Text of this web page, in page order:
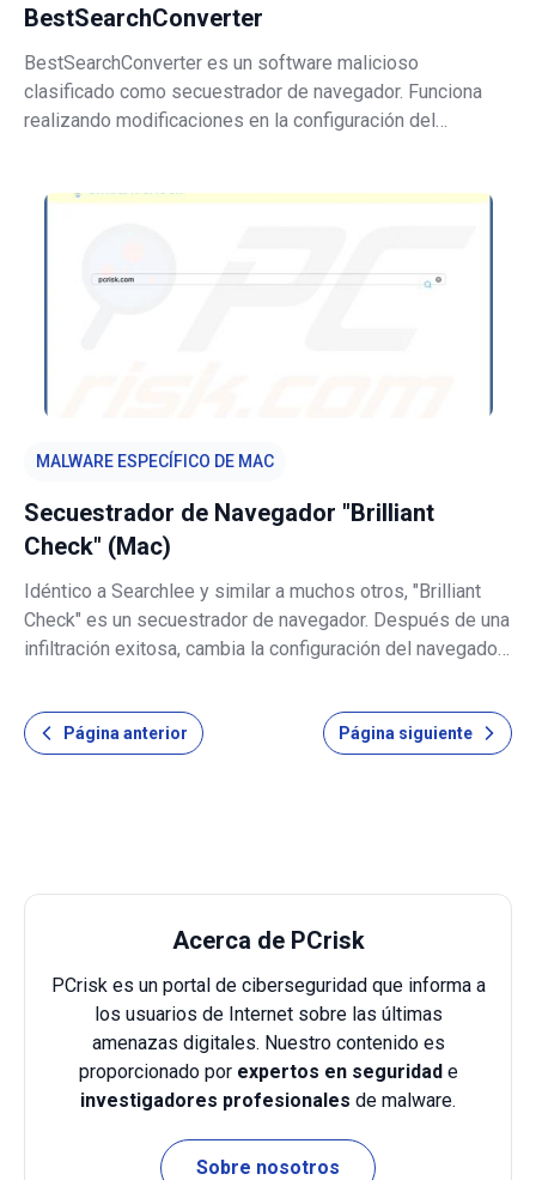
BestSearchConverter
BestSearchConverter es un software malicioso
clasificado como secuestrador de navegador. Funciona
realizando modificaciones en la configuración del
BestSearchConverter recopila información relacionada c
MALWARE ESPECÍFICO DE MAC
Secuestrador de Navegador "Brilliant
Check" (Mac)
Idéntico a Searchlee y similar a muchos otros, "Brilliant
Check" es un secuestrador de navegador. Después de una
infiltración exitosa, cambia la configuración del navegador
falso. Además, "Brilliant Check" funciona como adware;
inyecta vari
Página anterior Página siguiente
Acerca de PCrisk
PCrisk es un portal de ciberseguridad que informa a
los usuarios de Internet sobre las últimas
amenazas digitales. Nuestro contenido es
proporcionado por expertos en seguridade
investigadores profesionales de malware.
Sobre nosotros